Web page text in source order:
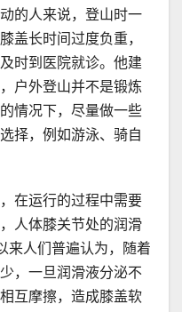
的人来说，登山时一
盖长时间过度负重，
时到医院就诊。他建
户外登山并不是锻炼
情况下，尽量做一些
择，例如游泳、骑自
在运行的过程中需要
人体膝关节处的润滑
来人们普遍认为，随着
，一旦润滑液分泌不
互摩擦，造成膝盖软